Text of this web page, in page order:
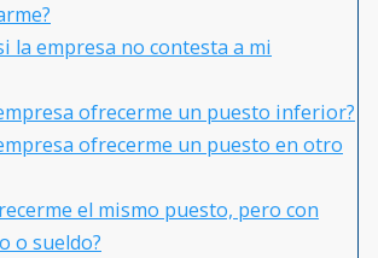
la empresa no contesta a mi
ofrecerme un puesto inferior?
ofrecerme un puesto en otro
el mismo puesto, pero con
o sueldo?